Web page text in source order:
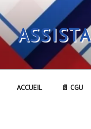
ACCUEIL 📄 CGU